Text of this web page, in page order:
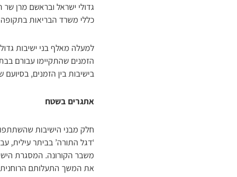
גדולי ישראל ובראשם מרן
כללי משרד הבריאות בתקופה
למעלה מאלף בני ישיבות
הזמנים שהתקיימו עבורם
בישיבות בין הזמנים, בסיועם
אתגרים בשטח
חלק מבני הישיבות
‘דגל התורה’ בביתר עילית,
משבר הקורונה. המסגרת
את המשך התעלותם הרוחנית